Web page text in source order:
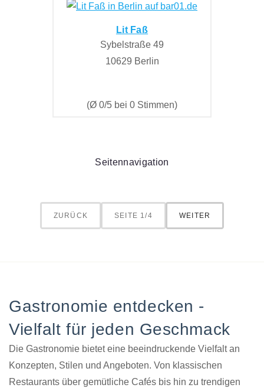
Lit Faß
Sybelstraße 49
10629 Berlin
(Ø 0/5 bei 0 Stimmen)
Seitennavigation
ZURÜCK SEITE 1/4 WEITER
Gastronomie entdecken -
Vielfalt für jeden Geschmack
Die Gastronomie bietet eine beeindruckende Vielfalt an
Konzepten, Stilen und Angeboten. Von klassischen
Restaurants über gemütliche Cafés bis hin zu trendigen